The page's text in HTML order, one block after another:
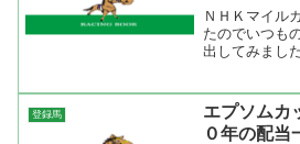
ＮＨＫマイル
たのでいつも
出してみまし
ートイン出来
ンドＴを勝っ
登録馬
エプソムカ
０年の配当